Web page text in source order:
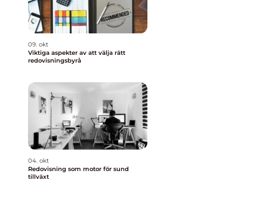
09. okt
Viktiga aspekter av att välja rätt
redovisningsbyrå
04. okt
Redovisning som motor för sund
tillväxt